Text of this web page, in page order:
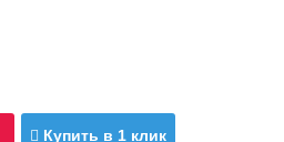
Купить в 1 клик